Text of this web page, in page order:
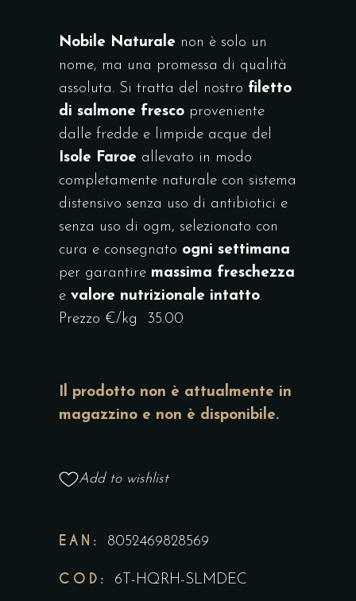
Nobile Naturale non è solo un
nome, ma una promessa di qualità
assoluta. Si tratta del nostro filetto
di salmone fresco proveniente
dalle fredde e limpide acque del
Isole Faroe allevato in modo
completamente naturale con sistema
distensivo senza uso di antibiotici e
senza uso di ogm, selezionato con
cura e consegnato ogni settimana
per garantire massima freschezza
e valore nutrizionale intatto.
Prezzo €/kg 35.00
Il prodotto non è attualmente in
magazzino e non è disponibile.
Add to wishlist
EAN: 8052469828569
COD: 6T-HQRH-SLMDEC